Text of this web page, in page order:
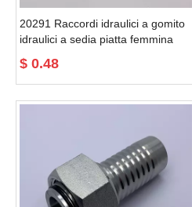
20291 Raccordi idraulici a gomito
idraulici a sedia piatta femmina
$ 0.48